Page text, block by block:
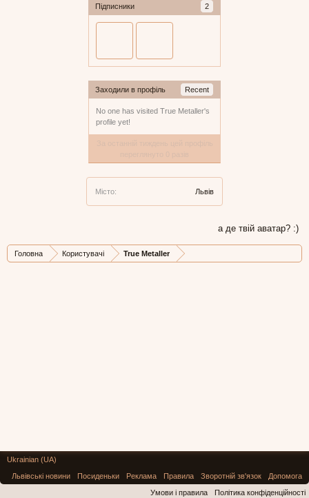
Підписники 2
Заходили в профіль Recent
No one has visited True Metaller's
profile yet!
Місто: Львів
а де твій аватар? :)
Головна Користувачі True Metaller
Ukrainian (UA)
Львівські новини
Посиденьки Реклама Правила Зворотній зв'язок
Допомога
Умови і правила
Політика конфіденційності